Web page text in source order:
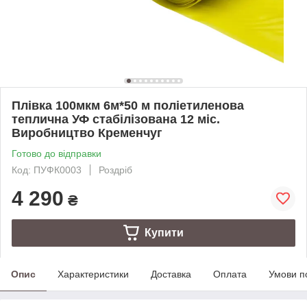
Плівка 100мкм 6м*50 м поліетиленова
теплична УФ стабілізована 12 міс.
Виробництво Кременчуг
Готово до відправки
Код: ПУФК0003
Роздріб
4 290 ₴
Купити
Опис Характеристики Доставка Оплата Умови